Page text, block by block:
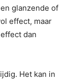
glanzende of
effect, maar
dan
Het kan in